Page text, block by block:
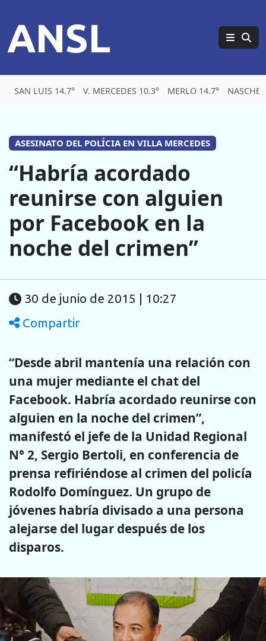
ANSL
SAN LUIS 14.7° V. MERCEDES 10.3° MERLO 14.7°
ASESINATO DEL POLÍCIA EN VILLA MERCEDES
“Habría acordado
reunirse con alguien
por Facebook en la
noche del crimen”
30 de junio de 2015 | 10:27
Compartir
“Desde abril mantenía una relación con
una mujer mediante el chat del
Facebook. Habría acordado reunirse con
alguien en la noche del crimen”,
manifestó el jefe de la Unidad Regional
N° 2, Sergio Bertoli, en conferencia de
prensa refiriéndose al crimen del policía
Rodolfo Domínguez. Un grupo de
jóvenes habría divisado a una persona
alejarse del lugar después de los
disparos.